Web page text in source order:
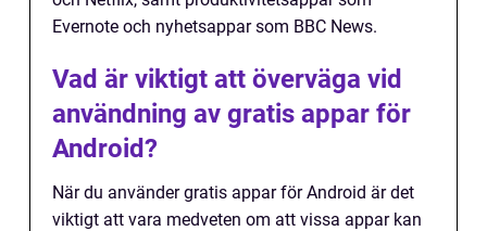
Evernote och nyhetsappar som BBC News.
Vad är viktigt att överväga vid
användning av gratis appar för
Android?
När du använder gratis appar för Android är det
viktigt att vara medveten om att vissa appar kan